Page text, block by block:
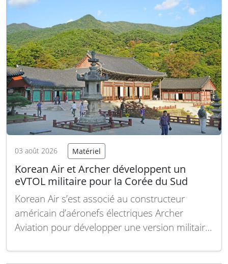
flexibilité opérationnelle…
Lire la suite
03 août 2026 Matériel
Korean Air et Archer développent un
eVTOL militaire pour la Corée du Sud
Korean Air s’est associé au constructeur
américain d’aéronefs électriques Archer
Aviation pour développer une version militaire
atterrissage vertical (eVTOL) nommé Midnight,